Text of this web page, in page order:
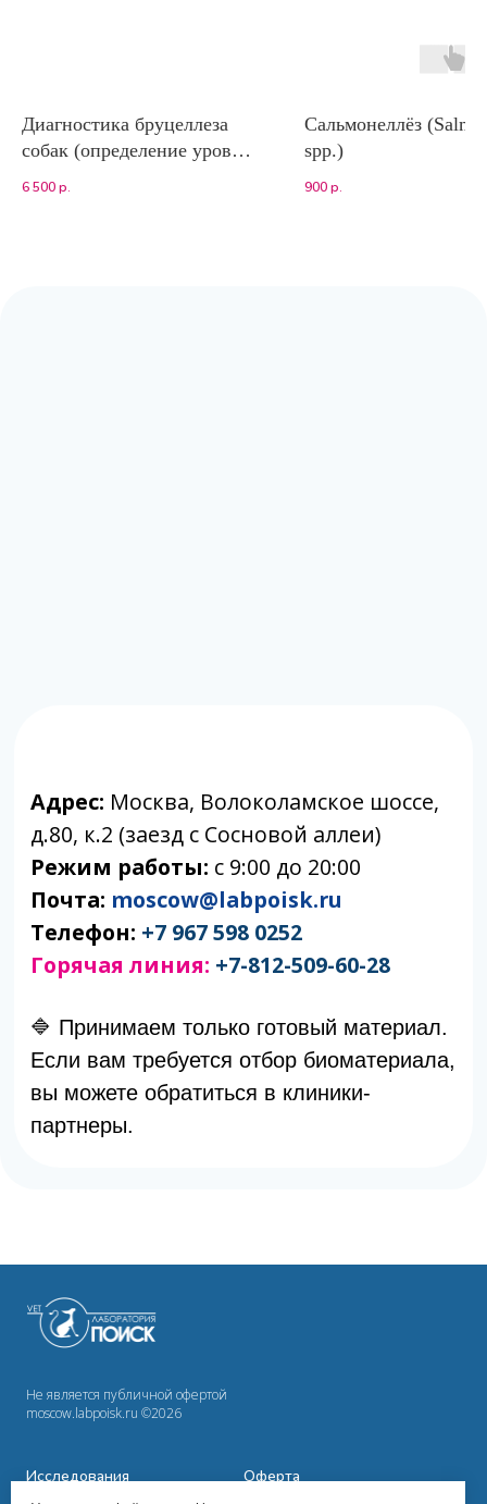
Диагностика бруцеллеза
собак (определение уровня
6 500р.
Сальмонеллёз
spp.)
900р.
Не является публичной офертой
moscow.labpoisk.ru ©2026
Исследования
Оферта